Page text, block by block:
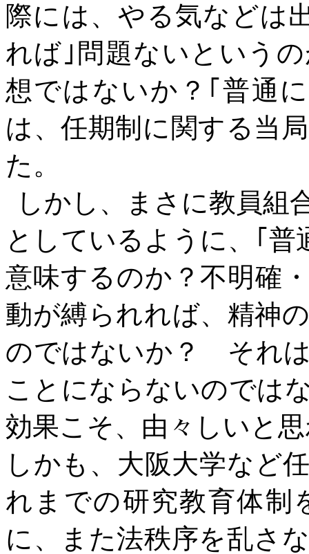
際には、やる気などは
れば｣問題ないという
想ではないか？｢普通
は、任期制に関する当
た。
しかし、まさに教員組
としているように、｢
意味するのか？不明確
動が縛られれば、精神
のではないか？ それ
ことにならないのでは
効果こそ、由々しいと
しかも、大阪大学など
れまでの研究教育体制
に、また法秩序を乱さ